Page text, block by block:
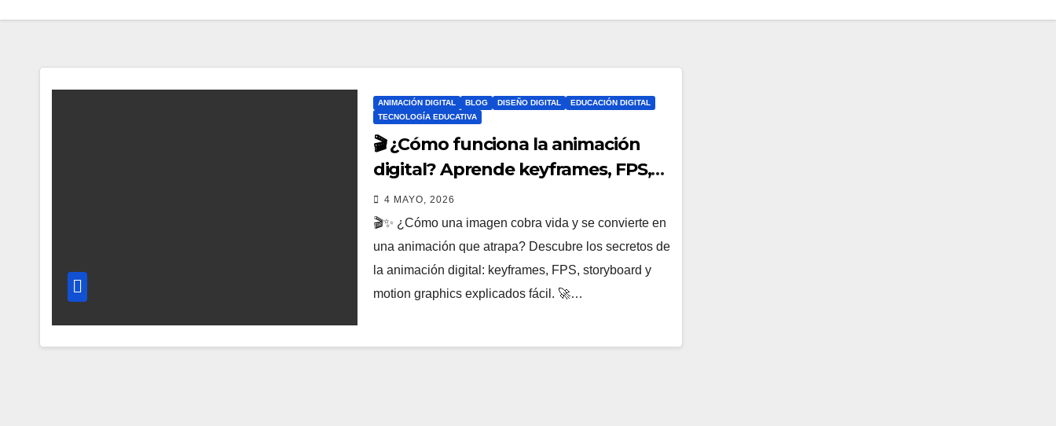
ANIMACIÓN DIGITAL BLOG DISEÑO DIGITAL
EDUCACIÓN DIGITAL
TECNOLOGÍA EDUCATIVA
🎬 ¿Cómo funciona la animación
digital? Aprende keyframes, FPS,
storyboard y motion graphics
desde cero
4 MAYO, 2026
🎬✨ ¿Cómo una imagen cobra vida y se convierte en
una animación que atrapa? Descubre los secretos de
la animación digital: keyframes, FPS, storyboard y
motion graphics explicados fácil. 🚀…